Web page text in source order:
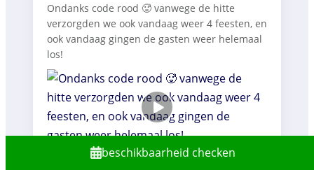
Ondanks code rood 🥵 vanwege de hitte
verzorgden we ook vandaag weer 4 feesten, en
ook vandaag gingen de gasten weer helemaal
los!
beschikbaarheid checken